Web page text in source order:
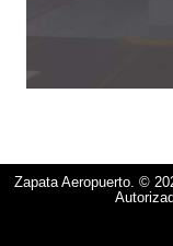
Zapata Aeropuerto. ©